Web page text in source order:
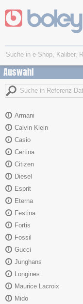
Auswahl
Armani
Calvin Klein
Casio
Certina
Citizen
Diesel
Esprit
Eterna
Festina
Fortis
Fossil
Gucci
Junghans
Longines
Maurice Lacroix
Mido